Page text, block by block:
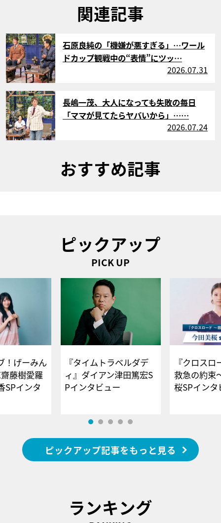
関連記事
サムネイル
石原良純の「機嫌が悪すぎる」…ワール
ドカップ観戦中の“表情”にツッ…
2026.07.31
サムネイル
長嶋一茂、大人になっても失敗の毎日
「ママが見てたらヤバいから」……
2026.07.24
おすすめ記事
ピックアップ
PICK UP
！げーみん
藤樹愛羅
SPインタ
『タイムトラベルダデ
ィ』ダイアン津田篤宏S
Pインタビュー
『クロス
救急の約束
桜SPイ
ピックアップ記事をもっと見る
ランキング